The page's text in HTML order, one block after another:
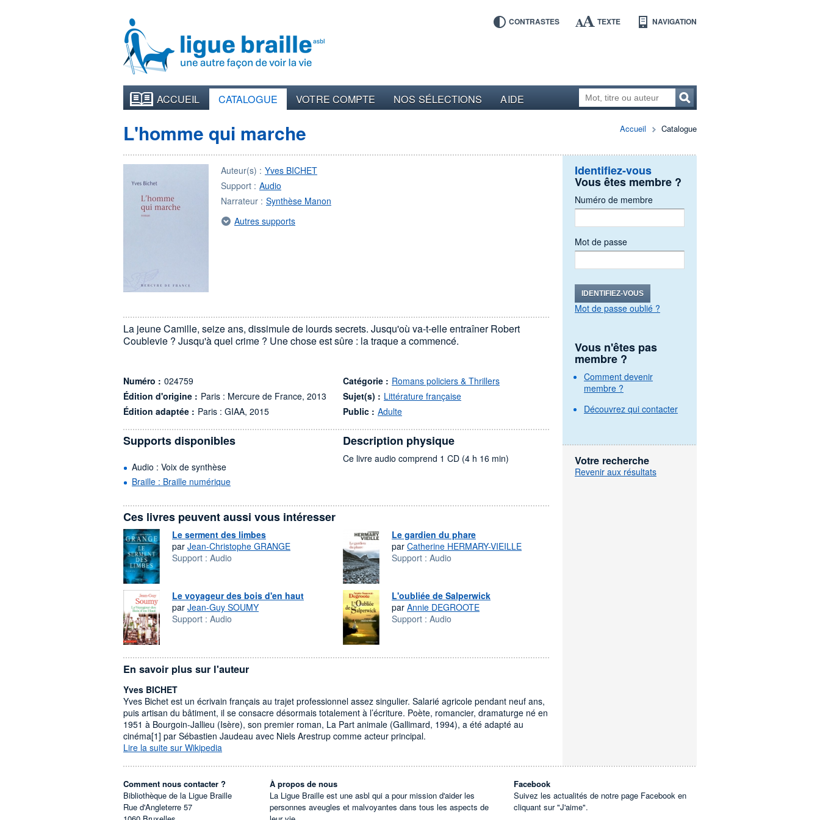
CONTRASTES TEXTE NAVIGATION
ACCUEIL CATALOGUE VOTRE COMPTE NOS SÉLECTIONS AIDE
Accueil Catalogue
L'homme qui marche
Auteur(s) : Yves BICHET
Support : Audio
Narrateur : Synthèse Manon
Autres supports
La jeune Camille, seize ans, dissimule de lourds secrets. Jusqu'où va-t-elle entraîner Robert
Coublevie ? Jusqu'à quel crime ? Une chose est sûre : la traque a commencé.
Numéro : 024759
Édition d'origine : Paris : Mercure de France, 2013
Édition adaptée : Paris : GIAA, 2015
Catégorie : Romans policiers & Thrillers
Sujet(s) : Littérature française
Public : Adulte
Supports disponibles
Audio : Voix de synthèse
Braille : Braille numérique
Description physique
Ce livre audio comprend 1 CD (4 h 16 min)
Ces livres peuvent aussi vous intéresser
Le serment des limbes
par Jean-Christophe GRANGE
Support : Audio
Le gardien du phare
par Catherine HERMARY-VIEILLE
Support : Audio
Le voyageur des bois d'en haut
par Jean-Guy SOUMY
Support : Audio
L'oubliée de Salperwick
par Annie DEGROOTE
Support : Audio
En savoir plus sur l'auteur
Yves BICHET
Yves Bichet est un écrivain français au trajet professionnel assez singulier. Salarié agricole pendant neuf ans,
puis artisan du bâtiment, il se consacre désormais totalement à l’écriture. Poète, romancier, dramaturge né en
1951 à Bourgoin-Jallieu (Isère), son premier roman, La Part animale (Gallimard, 1994), a été adapté au
cinéma[1] par Sébastien Jaudeau avec Niels Arestrup comme acteur principal.
Lire la suite sur Wikipedia
Identifiez-vous
Vous êtes membre ?
Numéro de membre
Mot de passe
IDENTIFIEZ-VOUS
Mot de passe oublié ?
Vous n'êtes pas
membre ?
Comment devenir
membre ?
Découvrez qui contacter
Votre recherche
Revenir aux résultats
Comment nous contacter ?
Bibliothèque de la Ligue Braille
Rue d'Angleterre 57
À propos de nous
La Ligue Braille est une asbl qui a pour mission d'aider les
personnes aveugles et malvoyantes dans tous les aspects de
Facebook
Suivez les actualités de notre page Facebook en
cliquant sur "J'aime".